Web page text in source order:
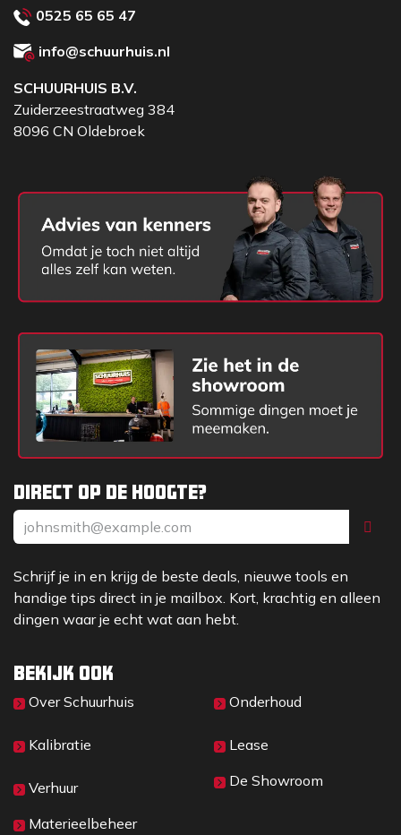
3/4: de dul is 70cm opgebogen, bijvoorbeeld bij
schepbatsen en diepschoppen
Uitleg bladbreedte
Vroeger waren er bladbreedtes die afliepen van
nummer 2 naar 0, waarbij 2 het groots is. Na verloop
kleinere maatvoeringen in het leven geroepen.
De bladgroottes bij batsen en schoppen zijn van
groot naar klein: 2 – 1 – 0 – 00 – 000
Direct op de hoogte?
Schrijf je in en krijg de beste deals, nieuwe tools en
handige tips direct in je mailbox. Kort, krachtig en alleen
dingen waar je echt wat aan hebt.
Bekijk ook
Over Sc​huurhuis
Kalibratie
Verhuur
Materieelbeheer
Onderhoud
Lease
De Showroom
0525 65 65 47
info@schuurhuis.nl
SCHUURHUIS B.V.
Zuiderzeestraatweg 384
8096 CN Oldebroek